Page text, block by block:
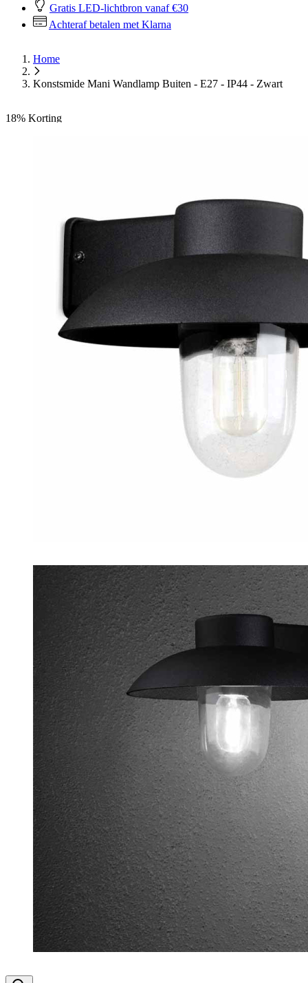
365 dagen bedenktijd
Gratis LED-lichtbron vanaf €30
Achteraf betalen met Klarna
Home
Konstsmide Mani Wandlamp Buiten - E27 - IP44 - Zwart
18% Korting